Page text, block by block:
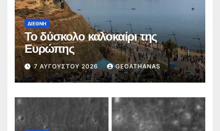
ΔΙΕΘΝΉ
Το δύσκολο καλοκαίρι της
Ευρώπης
7 ΑΥΓΟΎΣΤΟΥ 2026 GEOATHANAS